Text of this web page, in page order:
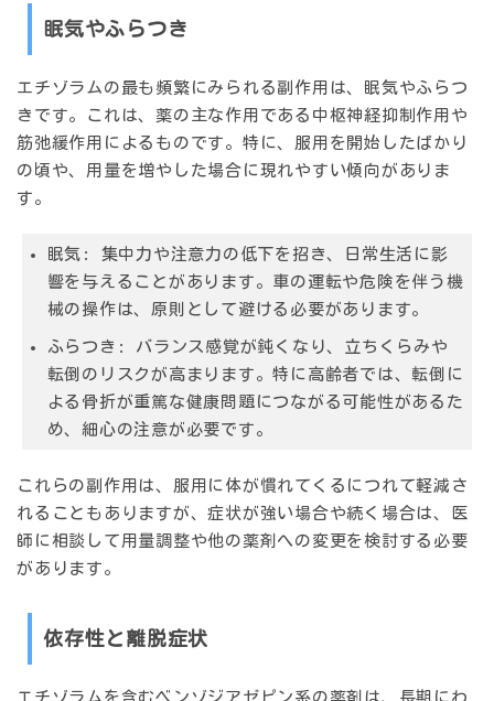
眠気やふらつき
エチゾラムの最も頻繁にみられる副作用は、眠気やふらつ
きです。これは、薬の主な作用である中枢神経抑制作用や
筋弛緩作用によるものです。特に、服用を開始したばかり
の頃や、用量を増やした場合に現れやすい傾向がありま
す。
眠気 : 集中力や注意力の低下を招き、日常生活に影
響を与えることがあります。車の運転や危険を伴う機
械の操作は、原則として避ける必要があります。
ふらつき : バランス感覚が鈍くなり、立ちくらみや
転倒のリスクが高まります。特に高齢者では、転倒に
よる骨折が重篤な健康問題につながる可能性があるた
め、細心の注意が必要です。
これらの副作用は、服用に体が慣れてくるにつれて軽減さ
れることもありますが、症状が強い場合や続く場合は、医
師に相談して用量調整や他の薬剤への変更を検討する必要
があります。
依存性と離脱症状
エチゾラムを含むベンゾジアゼピン系の薬剤は、長期にわ